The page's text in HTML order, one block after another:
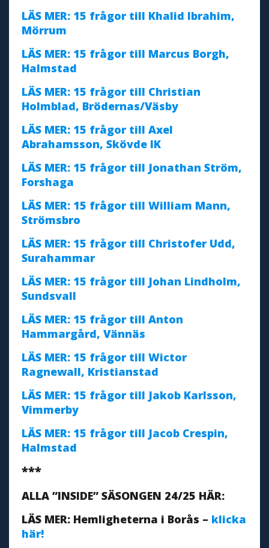
LÄS MER: 15 frågor till Khalid Ibrahim,
Mörrum
LÄS MER: 15 frågor till Marcus Borgh,
Halmstad
LÄS MER: 15 frågor till Christian
Holmblad, Brödernas/Väsby
LÄS MER: 15 frågor till Axel
Abrahamsson, Skövde IK
LÄS MER: 15 frågor till Jonathan Ström,
Forshaga
LÄS MER: 15 frågor till William Mann,
Strömsbro
LÄS MER: 15 frågor till Christofer Udd,
Surahammar
LÄS MER: 15 frågor till Johan Lindholm,
Sundsvall
LÄS MER: 15 frågor till Anton
Hammargård, Vännäs
LÄS MER: 15 frågor till Wictor
Ragnewall, Kristianstad
LÄS MER: 15 frågor till Jakob Karlsson,
Vimmerby
LÄS MER: 15 frågor till Jacob Crespin,
Halmstad
***
ALLA ”INSIDE” SÄSONGEN 24/25 HÄR:
LÄS MER: Hemligheterna i Borås – klicka
här!